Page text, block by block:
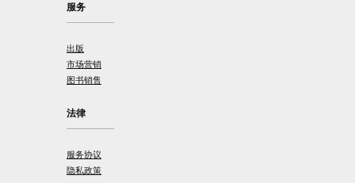
服务
出版
市场营销
图书销售
法律
服务协议
隐私政策